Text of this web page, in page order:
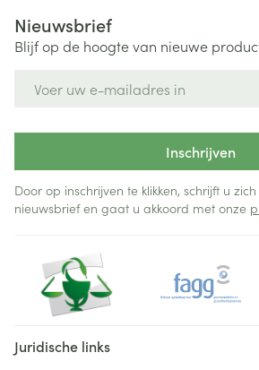
Nieuwsbrief
Blijf op de hoogte van nieuwe
Inschrijven
Door op inschrijven te klikken, schrijft u
nieuwsbrief en gaat u akkoord met onze
Juridische links